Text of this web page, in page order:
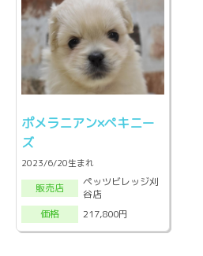
ポメラニアン×ペキニー
ズ
2023/6/20生まれ
販売店
ペッツビレッジ刈
谷店
価格
217,800円